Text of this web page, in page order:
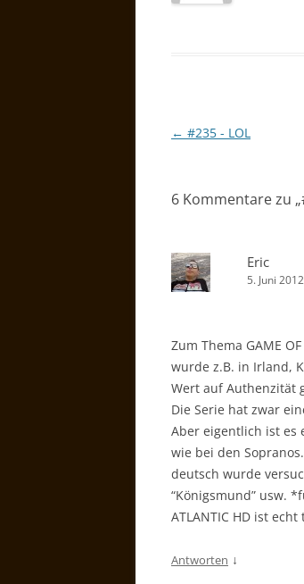
Beitragsnavigation
← #235 - LOL
6 Kommentare zu „
Eric
5. Juni
Zum Thema GAME
wurde z.B. in Irland,
Wert auf Authenzität
Die Serie hat zwar
Aber eigentlich ist es
wie bei den
deutsch wurde
“Königsmund” usw.
ATLANTIC HD ist
Antworten ↓